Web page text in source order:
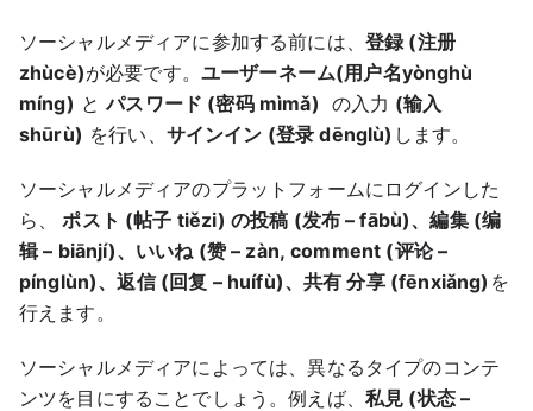
ソーシャルメディアに参加する前には、 登録 (注册
zhùcè)が必要です。 ユーザーネーム(用户名yònghù
míng) とパスワード (密码 mìmǎ) の入力 (输入
shūrù) を行い、 サインイン (登录 dēnglù) します。
ソーシャルメディアのプラットフォームにログインした
ら、
ポスト (帖子 tiězi) の投稿 (发布 – fābù)、編集 (编
辑 – biānjí)、いいね (赞 – zàn, comment (评论 –
pínglùn)、返信 (回复 – huífù)、共有 分享 (fēnxiǎng) を
行えます。
ソーシャルメディアによっては、異なるタイプのコンテ
ンツを目にすることでしょう。例えば、 私見 (状态 –